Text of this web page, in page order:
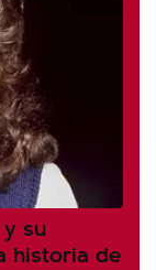
su
historia de